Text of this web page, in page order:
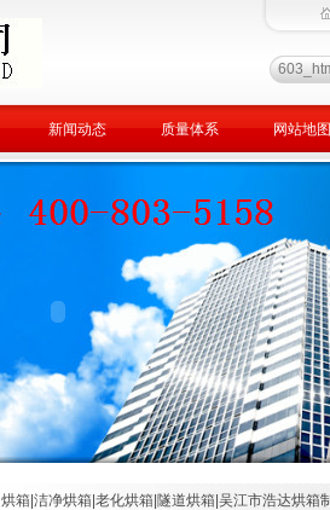
新闻动态 质量体系 网站地图
烘箱|洁净烘箱|老化烘箱|隧道烘箱|吴江市浩达烘箱